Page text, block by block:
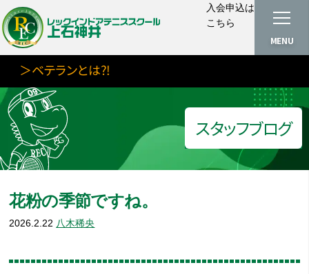
入会申込は
こちら
MENU
＞ベテランとは⁈
スタッフブログ
花粉の季節ですね。
2026.2.22 八木稀央